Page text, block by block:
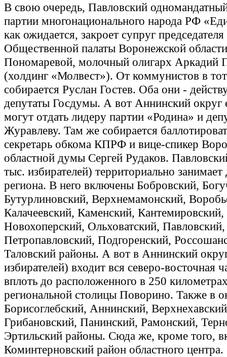
В свою очередь, Павловский
партии многонационального народа РФ
как ожидается, закроет супруг председателя
Общественной палаты Воронежской
Пономаревой, молочный олигарх Аркадий
(холдинг «Молвест»). От коммунистов в
собирается Руслан Гостев. Оба они -
депутаты Госдумы. А вот Аннинский округ
могут отдать лидеру партии «Родина» и
Журавлеву. Там же собирается
секретарь обкома КПРФ и вице-спикер
областной думы Сергей Рудаков.
тыс. избирателей) территориально
региона. В него включены Бобровский,
Бутурлиновский, Верхнемамонский,
Калачеевский, Каменский, Кантемировский,
Новохоперский, Ольховатский, Павловский,
Петропавловский, Подгоренский,
Таловский районы. А вот в Аннинский
избирателей) входит вся северо-восточная
вплоть до расположенного в 250
региональной столицы Поворино. Также в
Борисоглебский, Аннинский,
Грибановский, Панинский, Рамонский,
Эртильский районы. Сюда же, кроме того,
Коминтерновский район областного центра.